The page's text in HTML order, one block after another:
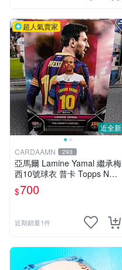
近全新
超人氣賣家
CARDAAMN 293
亞馬爾 Lamine Yamal 繼承梅
西10號球衣 普卡 Topps Now
#373
$700
近期銷量1件